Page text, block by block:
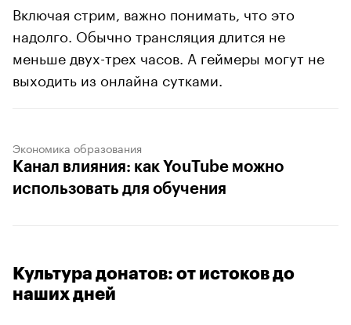
Включая стрим, важно понимать, что это
надолго. Обычно трансляция длится не
меньше двух-трех часов. А геймеры могут не
выходить из онлайна сутками.
Экономика образования
Канал влияния: как YouTube можно
использовать для обучения
Культура донатов: от истоков до
наших дней